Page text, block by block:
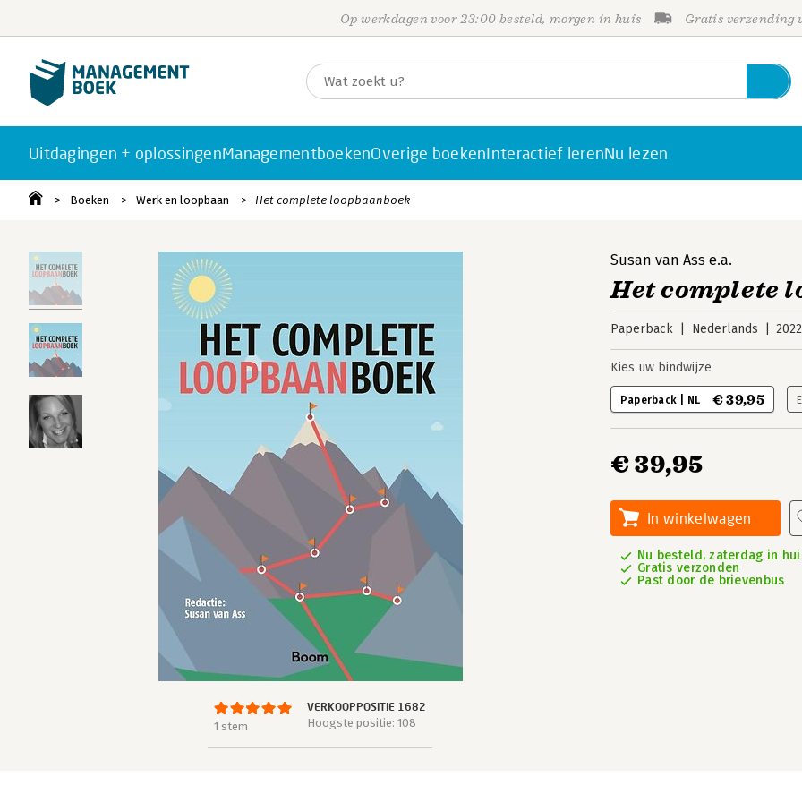
Op werkdagen voor 23:00 besteld, morgen in huis Gratis verzending
Uitdagingen + oplossingenManagementboekenOverige boekenInteractief lerenNu lezen
Boeken Werk en loopbaan Het complete loopbaanboek
1 stem
VERKOOPPOSITIE 1682
Hoogste positie: 108
Susan van Ass e.a.
Het complete
Paperback Nederlands 2022
Kies uw bindwijze
Paperback | NL € 39,95
€ 39,95
In winkelwagen
Nu besteld, zaterdag in
Gratis verzonden
Past door de brievenbus